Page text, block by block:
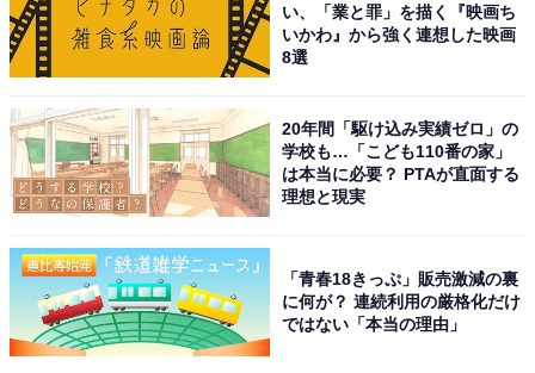
い、「業と罪」を描く『映画ち
いかわ』から強く連想した映画
8選
20年間「駆け込み実績ゼロ」の
学校も…「こども110番の家」
は本当に必要？ PTAが直面する
理想と現実
「青春18きっぷ」販売激減の裏
に何が？ 連続利用の厳格化だけ
ではない「本当の理由」